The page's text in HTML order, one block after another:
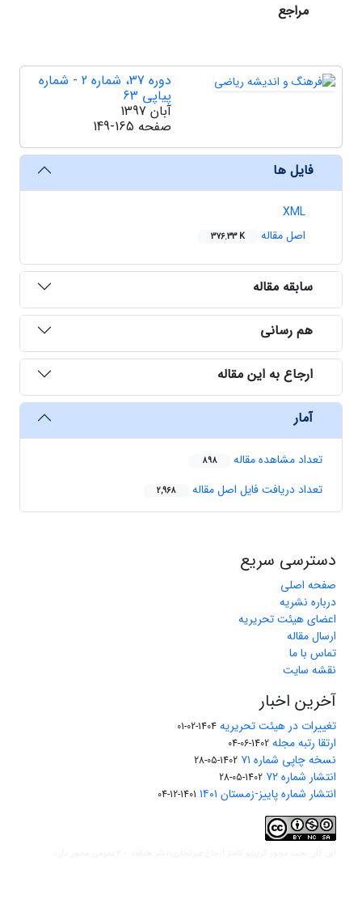
مراجع
دوره 37، شماره 2 - شماره
پیاپی 63
آبان 1397
صفحه 149-165
فایل ها
XML
اصل مقاله
376.33 K
سابقه مقاله
هم رسانی
ارجاع به این مقاله
آمار
تعداد مشاهده مقاله 898
تعداد دریافت فایل اصل مقاله 2,968
دسترسی سریع
صفحه اصلی
درباره نشریه
اعضای هیئت تحریریه
ارسال مقاله
تماس با ما
نقشه سایت
آخرین اخبار
تغییرات در هیئت تحریریه 1404-02-01
ارتقا رتبه مجله 1402-06-04
نسخه چاپی شماره ۷۱ 1402-05-28
انتشار شماره ۷۲ 1402-05-28
انتشار شماره پاییز-زمستان ۱۴۰۱ 1401-12-04